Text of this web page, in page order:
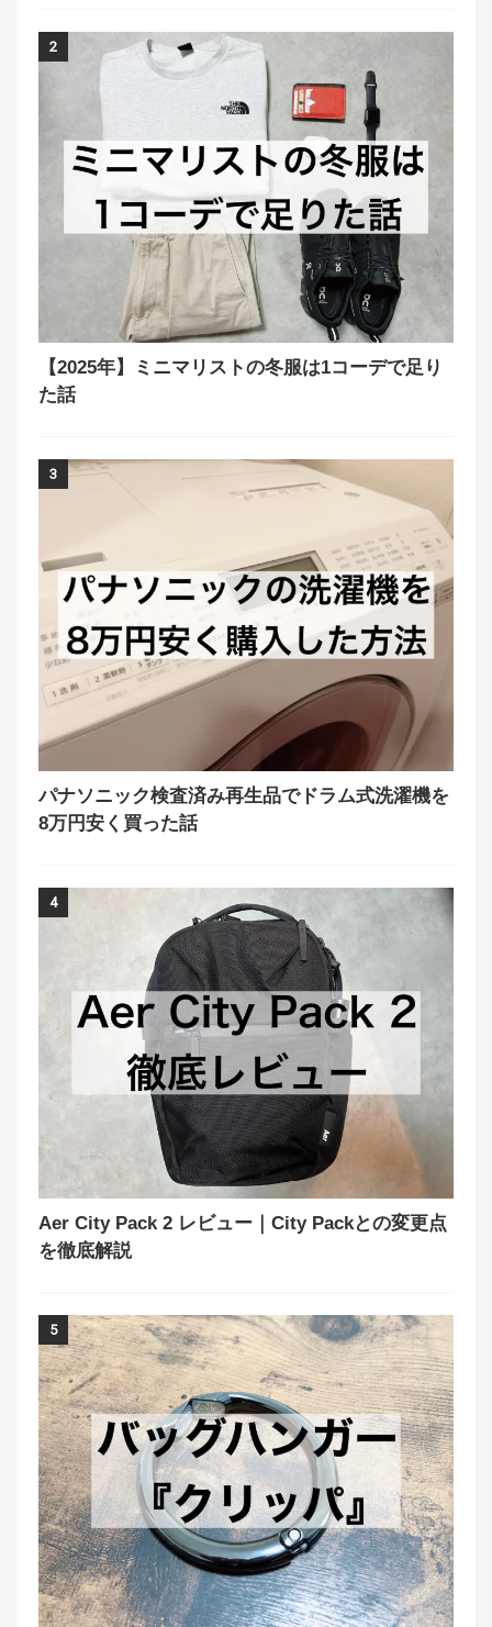
2
【2025年】ミニマリストの冬服は1コーデで足り
た話
3
パナソニック検査済み再生品でドラム式洗濯機を
8万円安く買った話
4
Aer City Pack 2 レビュー｜City Packとの変更点
を徹底解説
5